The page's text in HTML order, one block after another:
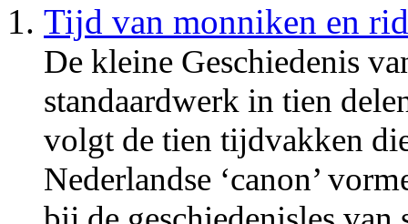
Tijd van monniken en
De kleine Geschiedenis
standaardwerk in tien
volgt de tien tijdvakken
Nederlandse ‘canon’